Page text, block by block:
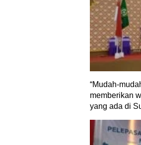
“Mudah-
memberikan
yang ada di